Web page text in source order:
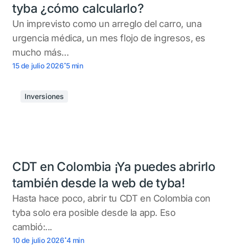
tyba ¿cómo calcularlo?
Un imprevisto como un arreglo del carro, una
urgencia médica, un mes flojo de ingresos, es
mucho más...
15 de julio 2026.5 min
Inversiones
CDT en Colombia ¡Ya puedes abrirlo
también desde la web de tyba!
Hasta hace poco, abrir tu CDT en Colombia con
tyba solo era posible desde la app. Eso
cambió:...
10 de julio 2026.4 min